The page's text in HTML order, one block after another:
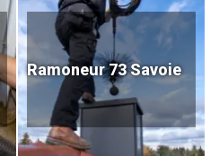
Ramoneur 73 Savoie